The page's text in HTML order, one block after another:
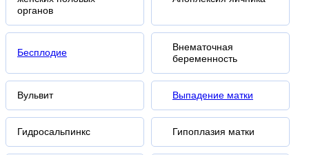
органов
Бесплодие
Внематочная
беременность
Вульвит Выпадение матки
Гидросальпинкс Гипоплазия матки